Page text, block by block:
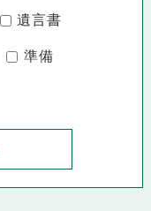
遺言書
準備